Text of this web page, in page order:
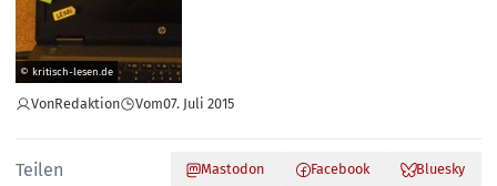
© kritisch-lesen.de
VonRedaktion Vom07. Juli 2015
Teilen Mastodon Facebook Bluesky